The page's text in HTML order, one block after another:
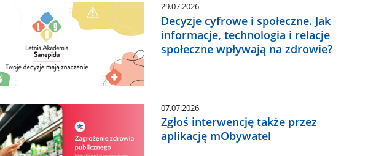
29.07.2026
Decyzje cyfrowe i społeczne. Jak
informacje, technologia i relacje
społeczne wpływają na zdrowie?
07.07.2026
Zgłoś interwencję także przez
aplikację mObywatel